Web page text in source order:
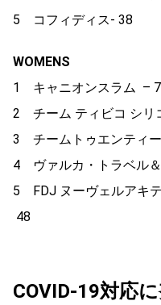
5 コフィディス- 38
WOMENS
1 キャニオンスラム –
2 チーム ティビコ シリ
3 チームトゥエンティ
4 ヴァルカ・トラベル
5 FDJ ヌーヴェルアキ
48
COVID-19対応